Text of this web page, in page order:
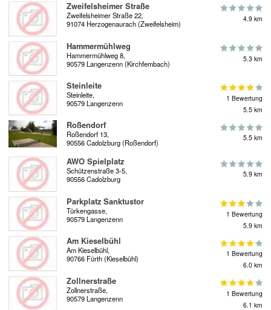
Zweifelsheimer Straße
Zweifelsheimer Straße 22,
91074 Herzogenaurach (Zweifelsheim)
4.9 km
Hammermühlweg
Hammermühlweg 8,
90579 Langenzenn (Kirchfembach)
5.3 km
Steinleite
Steinleite,
90579 Langenzenn
1 Bewertung
5.5 km
Roßendorf
Roßendorf 13,
90556 Cadolzburg (Roßendorf)
5.5 km
AWO Spielplatz
Schützenstraße 3-5,
90556 Cadolzburg
5.9 km
Parkplatz Sanktustor
Türkengasse,
90579 Langenzenn
1 Bewertung
5.9 km
Am Kieselbühl
Am Kieselbühl,
90766 Fürth (Kieselbühl)
1 Bewertung
6.0 km
Zollnerstraße
Zollnerstraße,
90579 Langenzenn
1 Bewertung
6.1 km